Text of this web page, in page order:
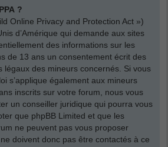
?
Online Privacy and Protection Act »)
d’Amérique qui demande aux sites
des informations sur les
de 13 ans un consentement écrit des
légaux des mineurs concernés. Si vous
s’applique également aux mineurs
inscrits sur votre forum, nous vous
un conseiller juridique qui pourra vous
que phpBB Limited et que les
ne peuvent pas vous proposer
doivent donc pas être contactés à ce